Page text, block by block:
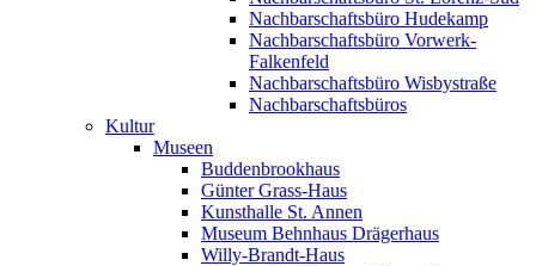
Nachbarschaftsbüro Hudekamp
Nachbarschaftsbüro Vorwerk-
Falkenfeld
Nachbarschaftsbüro Wisbystraße
Nachbarschaftsbüros
Kultur
Museen
Buddenbrookhaus
Günter Grass-Haus
Kunsthalle St. Annen
Museum Behnhaus Drägerhaus
Willy-Brandt-Haus